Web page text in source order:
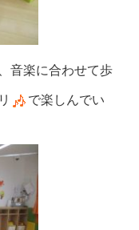
音楽に合わせて歩
で楽しんでい